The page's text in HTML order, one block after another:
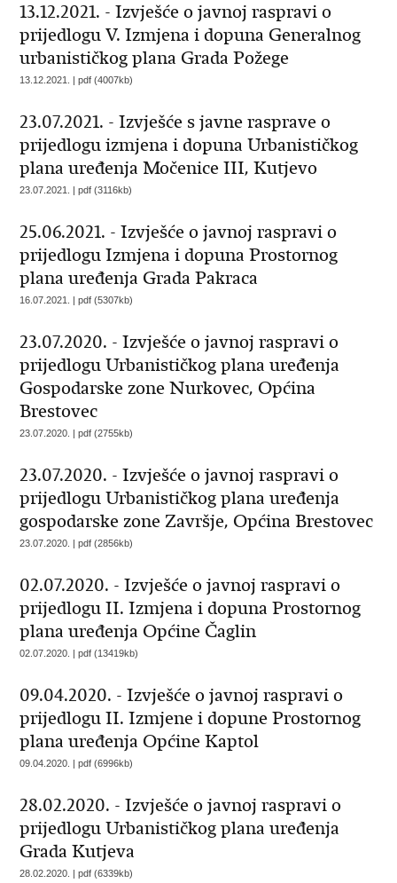
13.12.2021. - Izvješće o javnoj raspravi o
prijedlogu V. Izmjena i dopuna Generalnog
urbanističkog plana Grada Požege
13.12.2021. | pdf (4007kb)
23.07.2021. - Izvješće s javne rasprave o
prijedlogu izmjena i dopuna Urbanističkog
plana uređenja Močenice III, Kutjevo
23.07.2021. | pdf (3116kb)
25.06.2021. - Izvješće o javnoj raspravi o
prijedlogu Izmjena i dopuna Prostornog
plana uređenja Grada Pakraca
16.07.2021. | pdf (5307kb)
23.07.2020. - Izvješće o javnoj raspravi o
prijedlogu Urbanističkog plana uređenja
Gospodarske zone Nurkovec, Općina
Brestovec
23.07.2020. | pdf (2755kb)
23.07.2020. - Izvješće o javnoj raspravi o
prijedlogu Urbanističkog plana uređenja
gospodarske zone Završje, Općina Brestovec
23.07.2020. | pdf (2856kb)
02.07.2020. - Izvješće o javnoj raspravi o
prijedlogu II. Izmjena i dopuna Prostornog
plana uređenja Općine Čaglin
02.07.2020. | pdf (13419kb)
09.04.2020. - Izvješće o javnoj raspravi o
prijedlogu II. Izmjene i dopune Prostornog
plana uređenja Općine Kaptol
09.04.2020. | pdf (6996kb)
28.02.2020. - Izvješće o javnoj raspravi o
prijedlogu Urbanističkog plana uređenja
Grada Kutjeva
28.02.2020. | pdf (6339kb)